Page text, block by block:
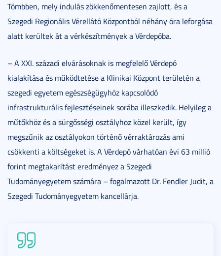
Tömbben, mely indulás zökkenőmentesen zajlott, és a
Szegedi Regionális Vérellátó Központból néhány óra leforgása
alatt kerültek át a vérkészítmények a Vérdepóba.
– A XXI. századi elvárásoknak is megfelelő Vérdepó
kialakítása és működtetése a Klinikai Központ területén a
szegedi egyetem egészségügyhöz kapcsolódó
infrastrukturális fejlesztéseinek sorába illeszkedik. Helyileg a
műtőkhöz és a sürgősségi osztályhoz közel került, így
megszűnik az osztályokon történő vérraktározás ami
csökkenti a költségeket is. A Vérdepó várhatóan évi 63 millió
forint megtakarítást eredményez a Szegedi
Tudományegyetem számára – fogalmazott Dr. Fendler Judit, a
Szegedi Tudományegyetem kancellárja.